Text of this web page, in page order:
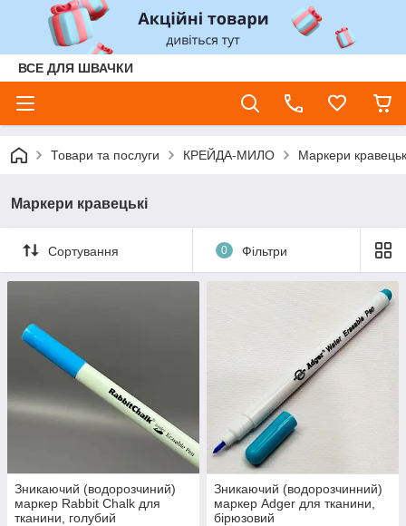
ВСЕ ДЛЯ ШВАЧКИ
Товари та послуги КРЕЙДА-МИЛО Маркери
Маркери кравецькі
Сортування 0 Фільтри
Зникаючий (водорозчиний)
маркер Rabbit Chalk для
тканини, голубий
Зникаючий (водорозчинний)
маркер Adger для тканини,
бірюзовий